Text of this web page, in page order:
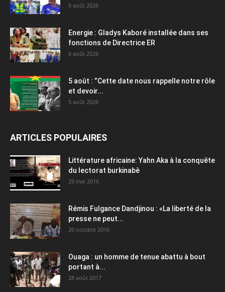
6 août 2026
Energie : Gladys Kaboré installée dans ses
fonctions de Directrice ER
6 août 2026
5 août : ”Cette date nous rappelle notre rôle
et devoir...
5 août 2026
ARTICLES POPULAIRES
Littérature africaine: Yahn Aka à la conquête
du lectorat burkinabè
29 mai 2016
Rémis Fulgance Dandjinou : «La liberté de la
presse ne peut...
20 octobre 2016
Ouaga : un homme de tenue abattu à bout
portant à...
28 août 2017